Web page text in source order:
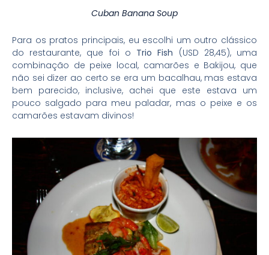
Cuban Banana Soup
Para os pratos principais, eu escolhi um outro clássico
do restaurante, que foi o Trio Fish (USD 28,45), uma
combinação de peixe local, camarões e Bakijou, que
não sei dizer ao certo se era um bacalhau, mas estava
bem parecido, inclusive, achei que este estava um
pouco salgado para meu paladar, mas o peixe e os
camarões estavam divinos!